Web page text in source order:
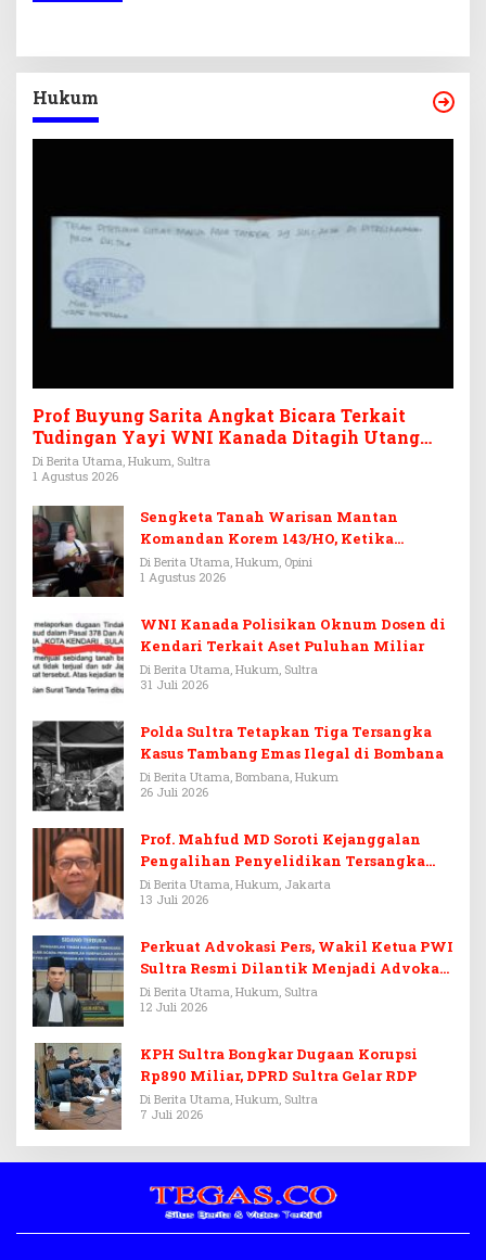
Hukum
Prof Buyung Sarita Angkat Bicara Terkait
Tudingan Yayi WNI Kanada Ditagih Utang
Rp3,6 Miliar
Di Berita Utama, Hukum, Sultra
1 Agustus 2026
Sengketa Tanah Warisan Mantan
Komandan Korem 143/HO, Ketika
Warisan Menjadi Arena Pemerasan
Di Berita Utama, Hukum, Opini
1 Agustus 2026
WNI Kanada Polisikan Oknum Dosen di
Kendari Terkait Aset Puluhan Miliar
Di Berita Utama, Hukum, Sultra
31 Juli 2026
Polda Sultra Tetapkan Tiga Tersangka
Kasus Tambang Emas Ilegal di Bombana
Di Berita Utama, Bombana, Hukum
26 Juli 2026
Prof. Mahfud MD Soroti Kejanggalan
Pengalihan Penyelidikan Tersangka
Febrie Adriansyah
Di Berita Utama, Hukum, Jakarta
13 Juli 2026
Perkuat Advokasi Pers, Wakil Ketua PWI
Sultra Resmi Dilantik Menjadi Advokat
PERADI
Di Berita Utama, Hukum, Sultra
12 Juli 2026
KPH Sultra Bongkar Dugaan Korupsi
Rp890 Miliar, DPRD Sultra Gelar RDP
Di Berita Utama, Hukum, Sultra
7 Juli 2026